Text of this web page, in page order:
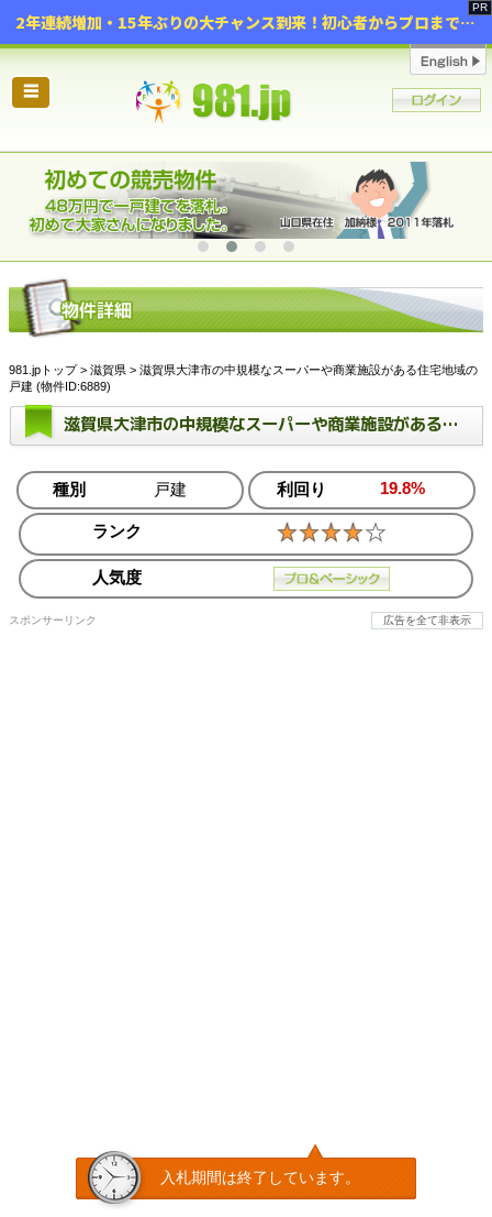
2年連続増加・15年ぶりの大チャンス到来！初心者からプロまで網羅する「競売不動産・超実践投資セミナー」♦神奈川県 横浜 in 神奈川
☰
981.jpトップ> 滋賀県 > 滋賀県大津市の中規模なスーパーや商業施設がある住宅地域の
戸建 (物件ID:6889)
滋賀県大津市の中規模なスーパーや商業施設がある住宅地域の戸建
種別 戸建 利回り 19.8%
ランク
人気度
スポンサーリンク 広告を全て非表示
入札期間は終了しています。